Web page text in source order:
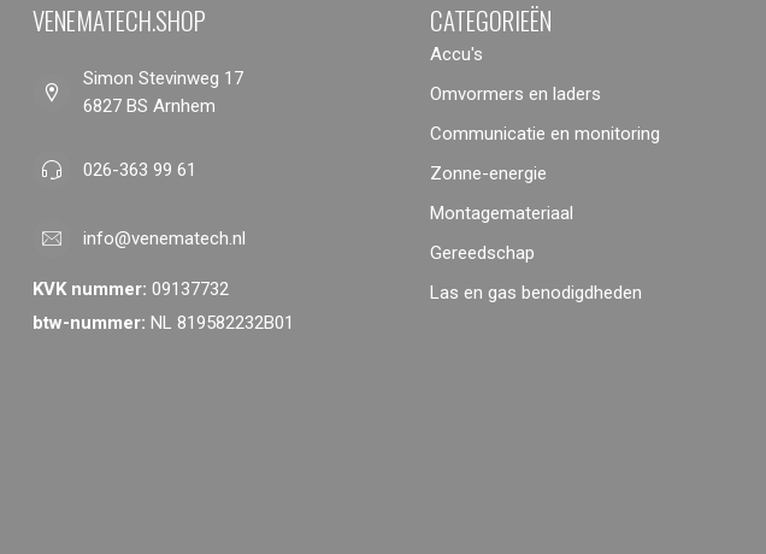
VENEMATECH.SHOP
Simon Stevinweg 17
6827 BS Arnhem
026-363 99 61
info@venematech.nl
KVK nummer: 09137732
btw-nummer: NL 819582232B01
CATEGORIEËN
Accu's
Omvormers en laders
Communicatie en monitoring
Zonne-energie
Montagemateriaal
Gereedschap
Las en gas benodigdheden